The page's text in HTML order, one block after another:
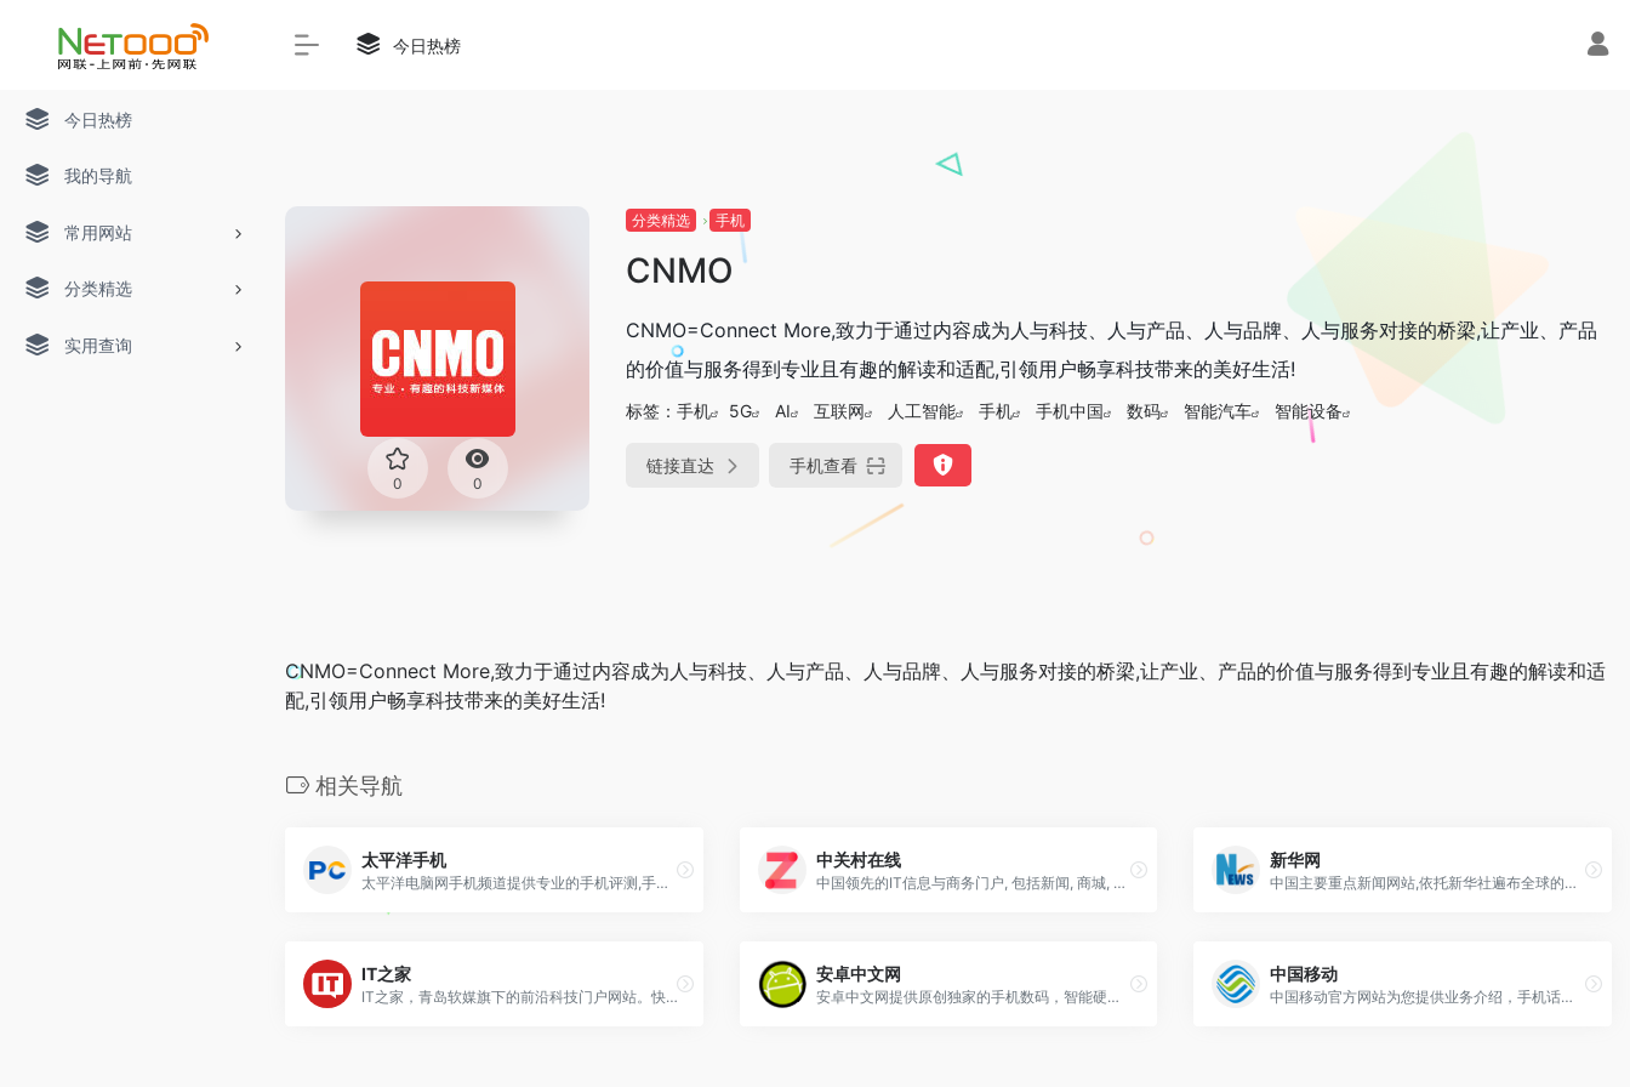
今日热榜
我的导航
常用网站
分类精选
实用查询
今日热榜
0 0
分类精选 手机
CNMO
CNMO=Connect More,致力于通过内容成为人与科技、人与产品、人与品牌、人与服务对接的桥梁,让产业、产品
的价值与服务得到专业且有趣的解读和适配,引领用户畅享科技带来的美好生活!
标签： 手机 5G AI 互联网 人工智能 手机 手机中国 数码 智能汽车 智能设备
链接直达 手机查看
CNMO=Connect More,致力于通过内容成为人与科技、人与产品、人与品牌、人与服务对接的桥梁,让产业、产品的价值与服务得到专业且有趣的解读和适
配,引领用户畅享科技带来的美好生活!
相关导航
太平洋手机
太平洋电脑网手机频道提供专业的手机评测,手机行情,手机评测,手机新品报道,手机图片,涵盖智能手机,音乐手机,拍摄手机,3G手机,CDMA手机等.
中关村在线
中国领先的IT信息与商务门户, 包括新闻, 商城, 硬件, 下载, 游戏, 手机, 评测等40个大型频道，每天发布大量各类产品促销信息及文章专题，是IT行业的厂商, 经销商, IT产品, 解决方案的提供场所
新华网
中国主要重点新闻网站,依托新华社遍布全球的采编网络,记者遍布世界100多个国家和地区,地方频道分布全国31个省市自治区,每天24小时同时使用6种语言滚动发稿,权威、准确、及时播发国内外重要新闻和重大突发事件,受众覆盖200多个国家和地区,发展论坛是全球知名的中文论坛。
IT之家
IT之家，青岛软媒旗下的前沿科技门户网站。快速播报科技行业新闻头条快讯和手机数码产品评测，关注智能车电动车、AR/VR虚拟现实、苹果iOS/iPadOS、鸿蒙OS、谷歌Android、微软Win11/Win10/Win7，紧盯iPhone/iPad、安卓智能设备手机等数码潮流。
安卓中文网
安卓中文网提供原创独家的手机数码，智能硬件，消费电子产品相关新闻、评测、视频、图赏类内容，同时关注汽车科技、智能家居等未来科技生活新动向。
中国移动
中国移动官方网站为您提供业务介绍，手机话费充值查询，套餐资费介绍及网上查询办理，号码购买，优惠购机，积分查询，优惠活动等网上自助服务。